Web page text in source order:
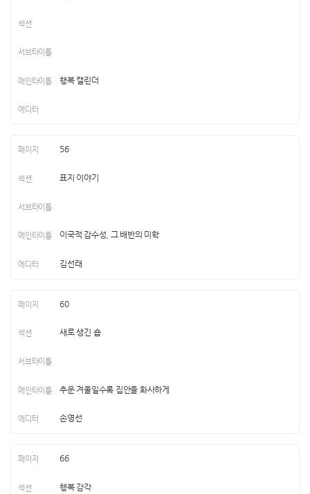
행복 캘린더
56
표지 이야기
이국적 감수성, 그 배반의 미학
김선래
60
새로 생긴 숍
추운 겨울일수록 집안을 화사하게
손영선
66
행복 감각